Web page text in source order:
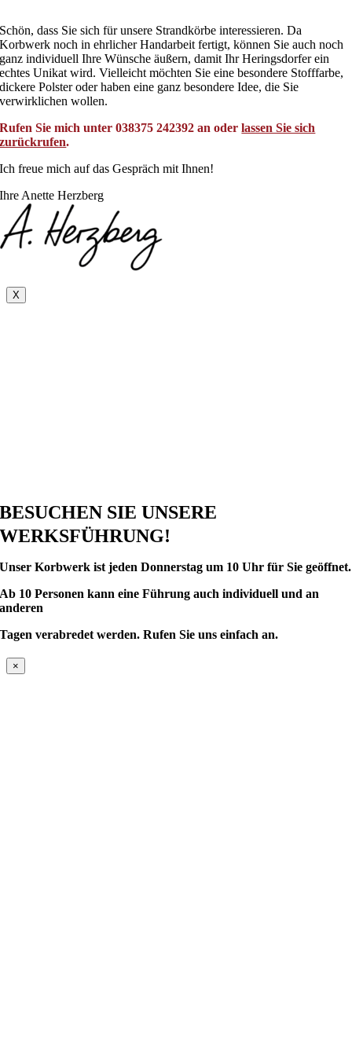
Schön, dass Sie sich für unsere Strandkörbe interessieren. Da
Korbwerk noch in ehrlicher Handarbeit fertigt, können Sie auch noch
ganz individuell Ihre Wünsche äußern, damit Ihr Heringsdorfer ein
echtes Unikat wird. Vielleicht möchten Sie eine besondere Stofffarbe,
dickere Polster oder haben eine ganz besondere Idee, die Sie
verwirklichen wollen.
Rufen Sie mich unter 038375 242392 an oderlassen Sie sich
zurückrufen.
Ich freue mich auf das Gespräch mit Ihnen!
Ihre Anette Herzberg
X
BESUCHEN SIE UNSERE
WERKSFÜHRUNG!
Unser Korbwerk istjeden Donnerstag um 10 Uhr für Sie geöffnet.
Ab 10 Personen kann eine Führung auch individuell und an
anderen
Tagen verabredet werden.Rufen Sie uns einfach an.
×